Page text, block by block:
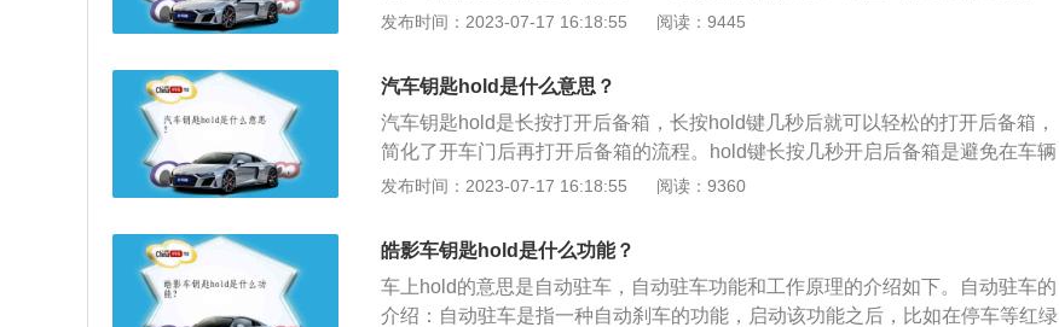
个功能，即远程启动发动机，在远程距离内，按住hold键2至3秒，汽车会自动启
锁以及开启后备箱外，有些车型的车钥匙还增设了红色按钮，按一下这个按键，
车辆就会发出喇叭声以及双闪，方便车主快速寻车。
发布时间：2023-07-17 16:18:55 阅读：9445
汽车钥匙hold是什么意思？
汽车钥匙hold是长按打开后备箱，长按hold键几秒后就可以轻松的打开后备箱，
简化了开车门后再打开后备箱的流程。hold键长按几秒开启后备箱是避免在车辆
行驶等工况下按hold键打开后备箱发生危险。有些汽车的hold键还是远程启动发
使用方法可分为三类：主动工作方式、被动工作方式和线圈感应方式。主动工作
方式的原理是通过车身电子模块和车身控制模块来控制车门。线圈感应工作方式
主要通过将加密的芯片置于钥匙内，在开锁的过程中，通过车身的射频收发器验
发布时间：2023-07-17 16:18:55 阅读：9360
皓影车钥匙hold是什么功能？
车上hold的意思是自动驻车，自动驻车功能和工作原理的介绍如下。自动驻车的
介绍：自动驻车是指一种自动刹车的功能，启动该功能之后，比如在停车等红绿